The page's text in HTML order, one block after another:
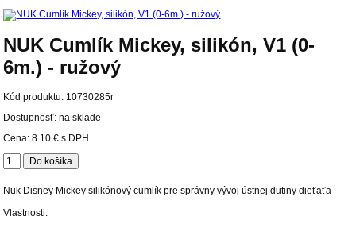
NUK Cumlík Mickey, silikón, V1 (0-
6m.) - ružový
Kód produktu: 10730285r
Dostupnosť: na sklade
Cena:8.10 € s DPH
Nuk Disney Mickey silikónový cumlík pre správny vývoj ústnej dutiny dieťaťa
Vlastnosti: